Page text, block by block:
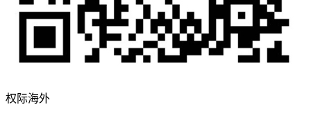
权际海外